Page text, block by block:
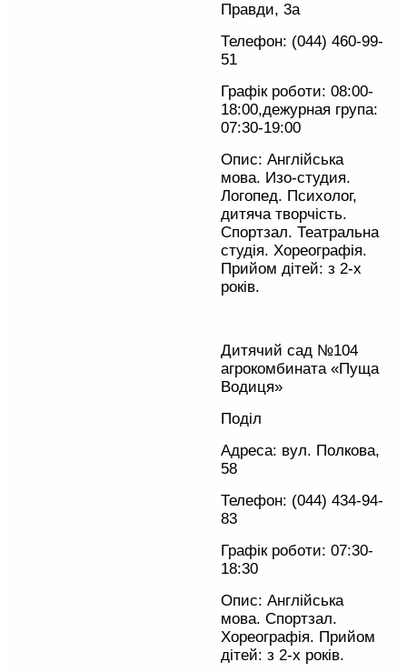
Правди, 3а
Телефон: (044) 460-99-
51
Графік роботи: 08:00-
18:00,дежурная група:
07:30-19:00
Опис: Англійська
мова. Изо-студия.
Логопед. Психолог,
дитяча творчість.
Спортзал. Театральна
студія. Хореографія.
Прийом дітей: з 2-х
років.
Дитячий сад №104
агрокомбината «Пуща
Водиця»
Поділ
Адреса: вул. Полкова,
58
Телефон: (044) 434-94-
83
Графік роботи: 07:30-
18:30
Опис: Англійська
мова. Спортзал.
Хореографія. Прийом
дітей: з 2-х років.